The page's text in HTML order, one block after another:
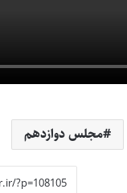
مجلس دوازدهم